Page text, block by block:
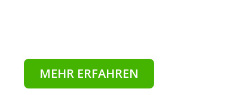
MEHR ERFAHREN